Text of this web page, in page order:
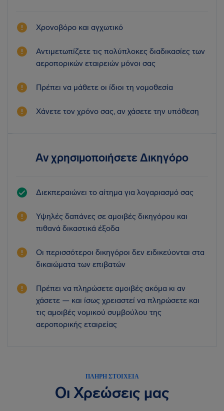
Χρονοβόρο και αγχωτικό
Αντιμετωπίζετε τις πολύπλοκες διαδικασίες των
αεροπορικών εταιρειών μόνοι σας
Πρέπει να μάθετε οι ίδιοι τη νομοθεσία
Χάνετε τον χρόνο σας, αν χάσετε την υπόθεση
Αν χρησιμοποιήσετε Δικηγόρο
Διεκπεραιώνει το αίτημα για λογαριασμό σας
Υψηλές δαπάνες σε αμοιβές δικηγόρου και
πιθανά δικαστικά έξοδα
Οι περισσότεροι δικηγόροι δεν ειδικεύονται στα
δικαιώματα των επιβατών
Πρέπει να πληρώσετε αμοιβές ακόμα κι αν
χάσετε — και ίσως χρειαστεί να πληρώσετε και
τις αμοιβές νομικού συμβούλου της
αεροπορικής εταιρείας
ΠΛΗΡΗ ΣΤΟΙΧΕΙΑ
Οι Χρεώσεις μας